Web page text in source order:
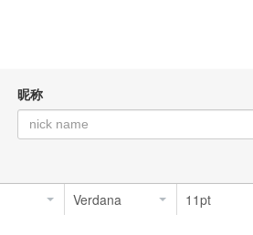
昵称
Verdana 11pt